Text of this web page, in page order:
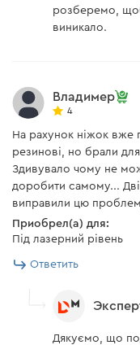
розберемо,
виникало.
Владимер
4
На рахунок ніжок вже
резинові, но брали
Здивувало чому не
доробити самому...
виправили цю
Приобрел(а) для:
Під лазерний рівень
Ответить
Дякуємо, що